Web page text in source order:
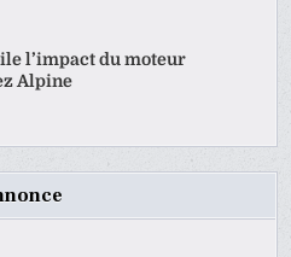
l’impact du moteur
Alpine